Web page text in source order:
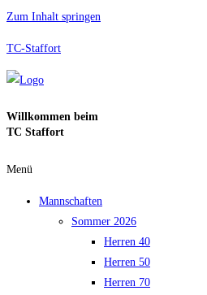
Zum Inhalt springen
TC-Staffort
Willkommen beim
TC Staffort
Menü
Mannschaften
Sommer 2026
Herren 40
Herren 50
Herren 70